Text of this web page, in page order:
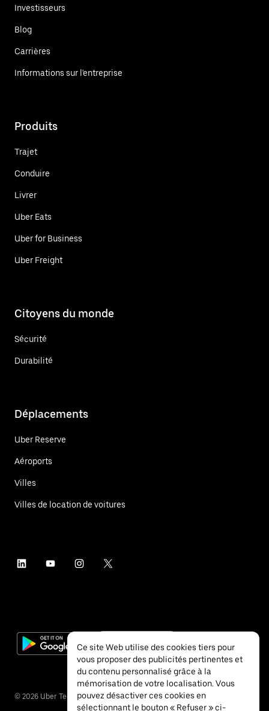
Investisseurs
Blog
Carrières
Informations sur l'entreprise
Produits
Trajet
Conduire
Livrer
Uber Eats
Uber for Business
Uber Freight
Citoyens du monde
Sécurité
Durabilité
Déplacements
Uber Reserve
Aéroports
Villes
Villes de location de voitures
© 2026 Uber Technologies Inc.
Ce site Web utilise des cookies tiers pour
vous proposer des publicités pertinentes et
du contenu personnalisé grâce à la
mémorisation de votre localisation. Vous
pouvez désactiver ces cookies en
sélectionnant le bouton « Refuser » ci-